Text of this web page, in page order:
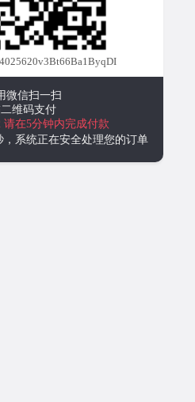
微信扫一扫
维码支付
请在5分钟内完成付款
，系统正在安全处理您的订单